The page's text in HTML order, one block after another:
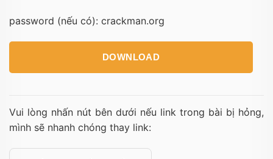
password (nếu có): crackman.org
DOWNLOAD
Vui lòng nhấn nút bên dưới nếu link trong bài bị hỏng,
mình sẽ nhanh chóng thay link: